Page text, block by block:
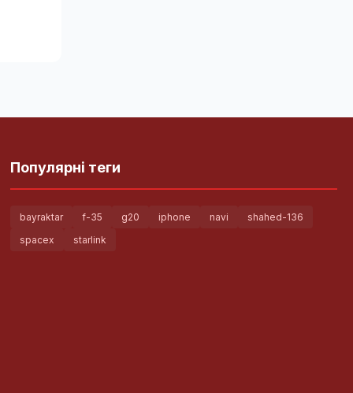
Популярні теги
bayraktar f-35 g20 iphone navi
shahed-136
spacex
starlink